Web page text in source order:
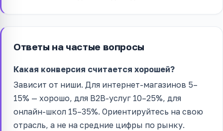
Ответы на частые вопросы
Какая конверсия считается хорошей?
Зависит от ниши. Для интернет-магазинов 5–
15% — хорошо, для B2B-услуг 10–25%, для
онлайн-школ 15–35%. Ориентируйтесь на свою
отрасль, а не на средние цифры по рынку.